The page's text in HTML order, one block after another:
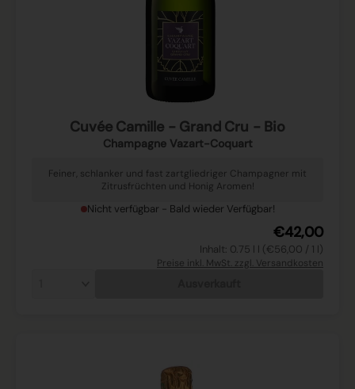
Cuvée Camille - Grand Cru - Bio
Champagne Vazart-Coquart
Feiner, schlanker und fast zartgliedriger Champagner mit
Zitrusfrüchten und Honig Aromen!
Nicht verfügbar - Bald wieder Verfügbar!
€42,00
Inhalt: 0.75 l l (€56,00 / 1 l)
Preise inkl. MwSt. zzgl. Versandkosten